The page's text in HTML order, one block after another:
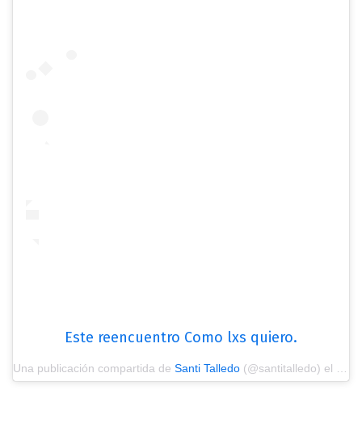
Este reencuentro Como lxs quiero.
Una publicación compartida de Santi Talledo (@santitalledo) el